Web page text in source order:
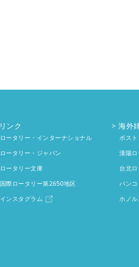
リンク
ロータリー・インターナショナル
ロータリー・ジャパン
ロータリー文庫
国際ロータリー第2650地区
インスタグラム
海外
ボス
漢陽
台北
バン
ホノ